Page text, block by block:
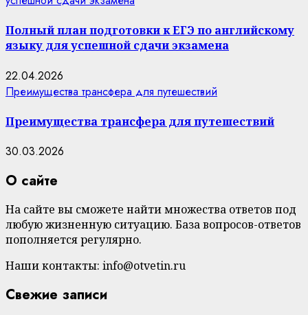
Полный план подготовки к ЕГЭ по английскому
языку для успешной сдачи экзамена
22.04.2026
Преимущества трансфера для путешествий
Преимущества трансфера для путешествий
30.03.2026
О сайте
На сайте вы сможете найти множества ответов под
любую жизненную ситуацию. База вопросов-ответов
пополняется регулярно.
Наши контакты: info@otvetin.ru
Свежие записи